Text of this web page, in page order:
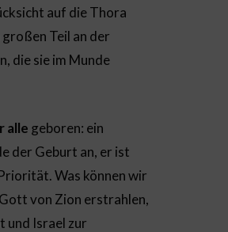
auf die Thora
Teil an der
die sie im Munde
alle geboren: ein
der Geburt an, er ist
Was können wir
von Zion erstrahlen,
und Israel zur